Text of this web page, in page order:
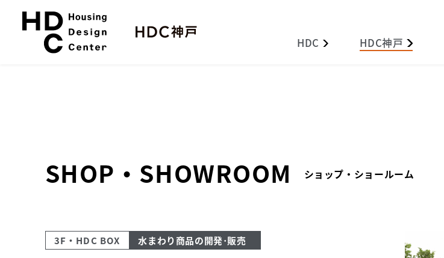
文
イ
HDC HDC神戸
SHOP・SHOWROOM ショップ・ショールーム
3F・HDC BOX 水まわり商品の開発･販売